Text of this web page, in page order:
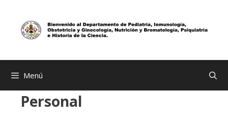
contenido
Menú
Personal